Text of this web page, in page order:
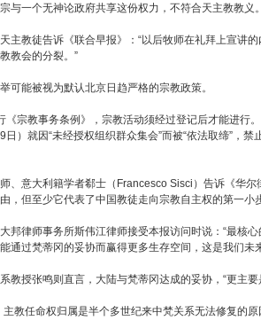
与一个无神论政府共享这份权力，不符合天主教教义
主教徒告诉《联合早报》：“以后牧师在礼拜上宣讲
教会的分裂。”
可能被视为默认北京日趋严格的宗教政策。
《宗教事务条例》，宗教活动须经过登记后才能进行
）就因“未经授权组织群众集会”而被“依法取缔”，
、意大利籍学者郗士（Francesco Sisci）告诉《华
，但至少它代表了中国教徒走向宗教自主权的第一小
邦律师事务所斯伟江律师接受本报访问时说：“最核
通过梵蒂冈的妥协而赢得更多生存空间，这是我们未
教授张鸣则直言，大陆与梵蒂冈达成的妥协，“更主要
教任命权归属是半个多世纪来中梵关系无法修复的原